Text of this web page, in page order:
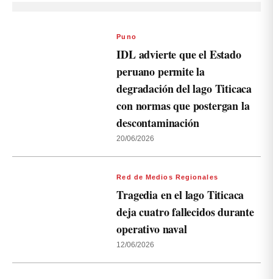
Puno
IDL advierte que el Estado
peruano permite la
degradación del lago Titicaca
con normas que postergan la
descontaminación
20/06/2026
Red de Medios Regionales
Tragedia en el lago Titicaca
deja cuatro fallecidos durante
operativo naval
12/06/2026